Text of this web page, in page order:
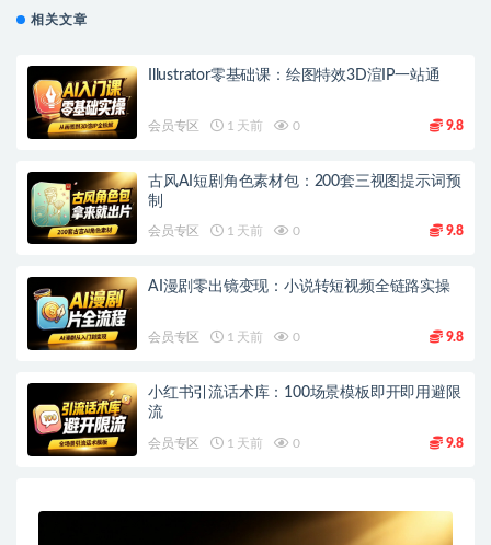
相关文章
Illustrator零基础课：绘图特效3D渲IP一站通
会员专区 1 天前 0 9.8
古风AI短剧角色素材包：200套三视图提示词预
制
会员专区 1 天前 0 9.8
AI漫剧零出镜变现：小说转短视频全链路实操
会员专区 1 天前 0 9.8
小红书引流话术库：100场景模板即开即用避限
流
会员专区 1 天前 0 9.8